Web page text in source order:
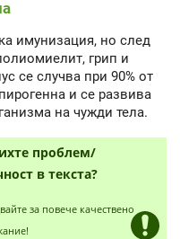
имунизация, но след
грип и
се случва при 90% от
и се развива
на чужди тела.
проблем/
в текста?
за повече качествено